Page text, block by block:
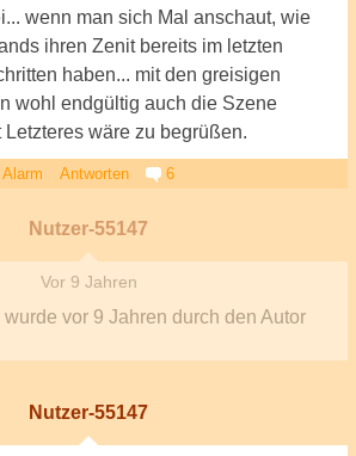
wenn man sich Mal anschaut, wie
ihren Zenit bereits im letzten
haben... mit den greisigen
wohl endgültig auch die Szene
wäre zu begrüßen.
Alarm Antworten 6
Nutzer-55147
Vor 9 Jahren
wurde vor 9 Jahren durch den Autor
Nutzer-55147